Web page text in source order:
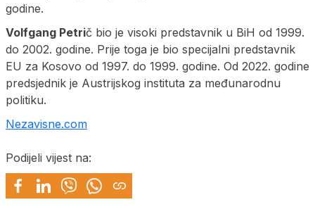
godine.
Volfgang Petrič bio je visoki predstavnik u BiH od 1999.
do 2002. godine. Prije toga je bio specijalni predstavnik
EU za Kosovo od 1997. do 1999. godine. Od 2022. godine
predsjednik je Austrijskog instituta za međunarodnu
politiku.
Nezavisne.com
Podijeli vijest na: